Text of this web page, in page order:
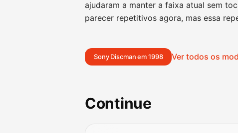
ajudaram a manter a faixa atual sem
parecer repetitivos agora, mas essa
Sony Discman em 1998 Ver todos os
Continue